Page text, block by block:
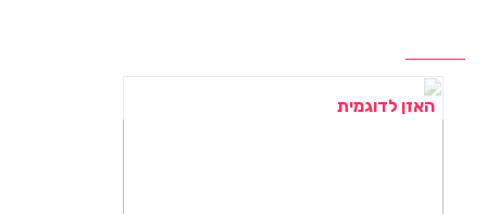
האזן לדוגמית